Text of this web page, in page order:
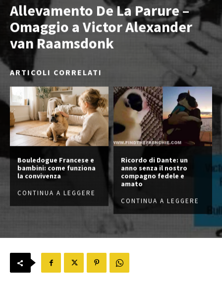
Allevamento De La Parure –
Omaggio a Victor Alexander
van Raamsdonk
ARTICOLI CORRELATI
Bouledogue Francese e
bambini: come funziona
la convivenza
CONTINUA A LEGGERE
Ricordo di Dante: un
anno senza il nostro
compagno fedele e
amato
CONTINUA A LEGGERE